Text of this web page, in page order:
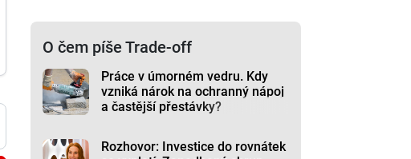
O čem píše Trade-off
Práce v úmorném vedru. Kdy
vzniká nárok na ochranný nápoj
a častější přestávky?
Rozhovor: Investice do rovnátek